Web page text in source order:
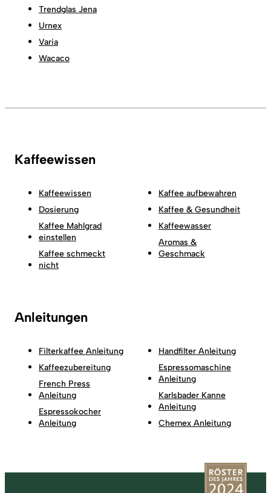
Trendglas Jena
Urnex
Varia
Wacaco
Kaffeewissen
Kaffeewissen
Dosierung
Kaffee Mahlgrad
einstellen
Kaffee schmeckt
nicht
Kaffee aufbewahren
Kaffee & Gesundheit
Kaffeewasser
Aromas &
Geschmack
Anleitungen
Filterkaffee Anleitung
Kaffeezubereitung
French Press
Anleitung
Espressokocher
Anleitung
Handfilter Anleitung
Espressomaschine
Anleitung
Karlsbader Kanne
Anleitung
Chemex Anleitung